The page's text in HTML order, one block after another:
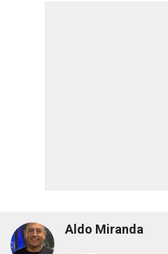
Aldo Miranda